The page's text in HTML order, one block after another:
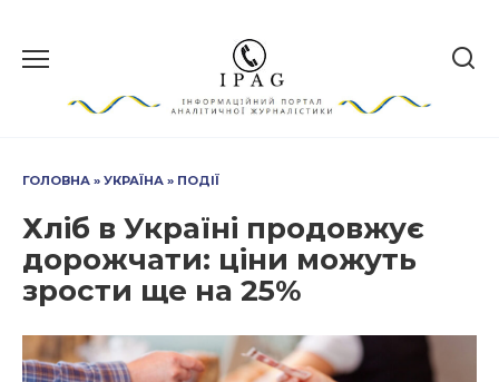
вмісту
ГОЛОВНА » УКРАЇНА » ПОДІЇ
Хліб в Україні продовжує
дорожчати: ціни можуть
зрости ще на 25%